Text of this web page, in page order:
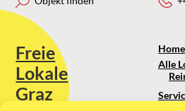
Freie
Lokale
Graz
Home
Alle